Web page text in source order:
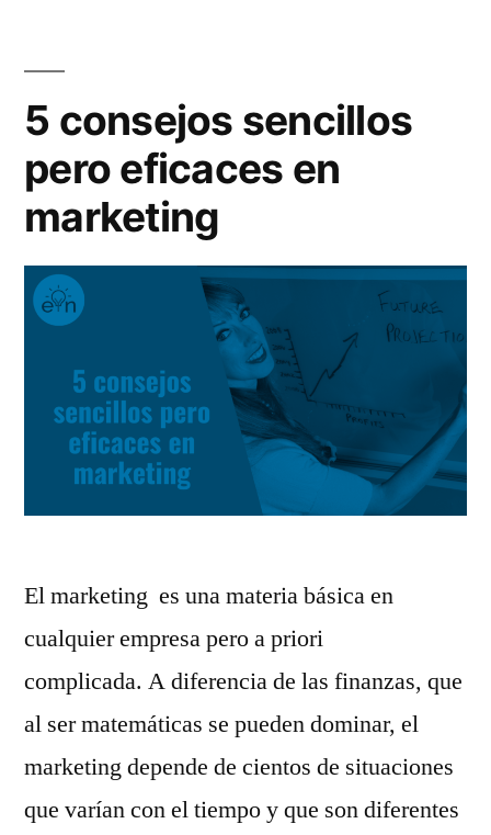
precio
5 consejos sencillos
pero eficaces en
marketing
El marketing es una materia básica en
cualquier empresa pero a priori
complicada. A diferencia de las finanzas, que
al ser matemáticas se pueden dominar, el
marketing depende de cientos de situaciones
que varían con el tiempo y que son diferentes